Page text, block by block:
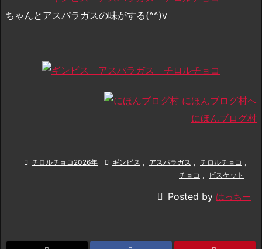
ちゃんとアスパラガスの味がする(^^)v
にほんブログ村
 チロルチョコ2026年  ギンビス , アスパラガス , チロルチョコ ,
チョコ , ビスケット
 Posted by はっちー